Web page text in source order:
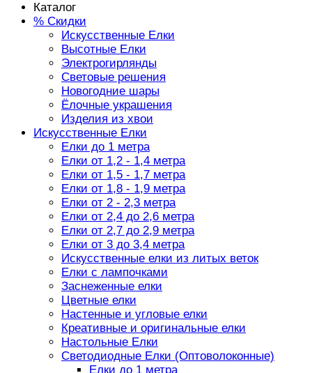
Каталог
% Скидки
Искусственные Елки
Высотные Елки
Электрогирлянды
Световые решения
Новогодние шары
Ёлочные украшения
Изделия из хвои
Искусственные Елки
Елки до 1 метра
Елки от 1,2 - 1,4 метра
Елки от 1,5 - 1,7 метра
Елки от 1,8 - 1,9 метра
Елки от 2 - 2,3 метра
Елки от 2,4 до 2,6 метра
Елки от 2,7 до 2,9 метра
Елки от 3 до 3,4 метра
Искусственные елки из литых веток
Елки с лампочками
Заснеженные елки
Цветные елки
Настенные и угловые елки
Креативные и оригинальные елки
Настольные Елки
Светодиодные Елки (Оптоволоконные)
Елки до 1 метра